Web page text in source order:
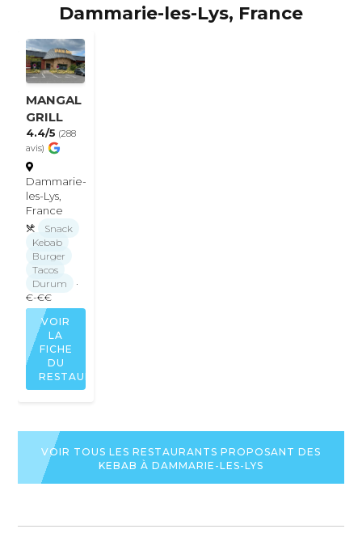
Dammarie-les-Lys, France
MANGAL
GRILL
4.4/5 (288
avis)
Dammarie-
les-Lys,
France
Snack
Kebab
Burger
Tacos
Durum
·
€-€€
VOIR
LA
FICHE
DU
RESTAURANT
VOIR TOUS LES RESTAURANTS PROPOSANT DES
KEBAB À DAMMARIE-LES-LYS